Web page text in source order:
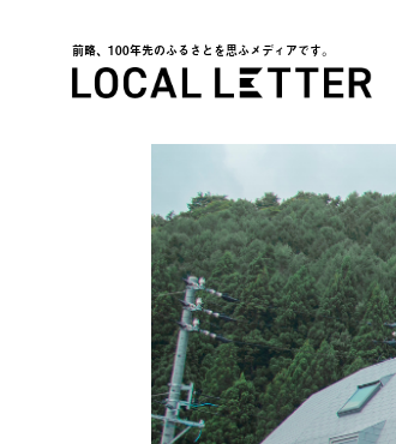
前略、100年先のふるさとを思ふメディアです。